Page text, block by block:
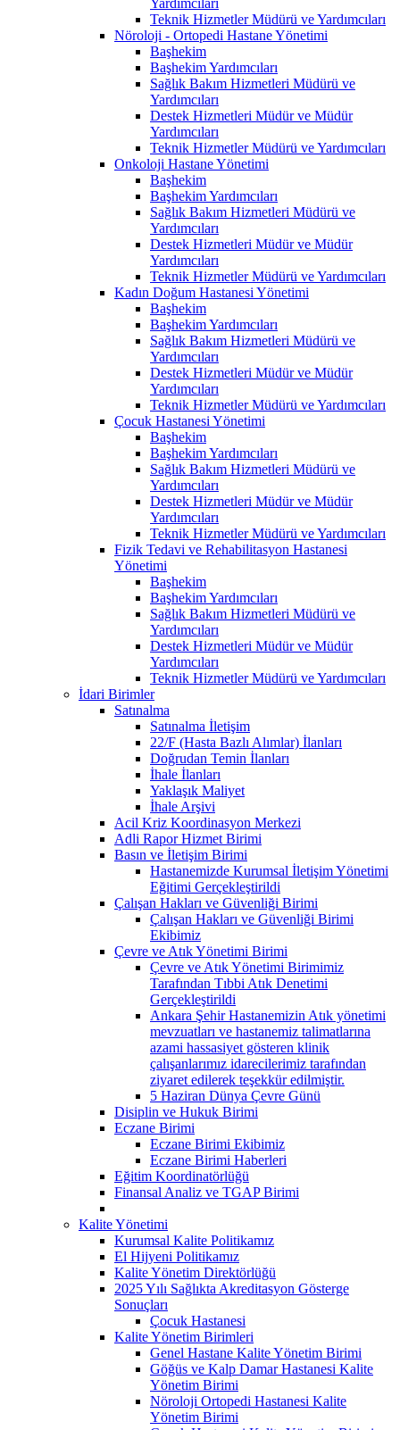
Teknik Hizmetler Müdürü ve Yardımcıları
Nöroloji - Ortopedi Hastane Yönetimi
Başhekim
Başhekim Yardımcıları
Sağlık Bakım Hizmetleri Müdürü ve
Yardımcıları
Destek Hizmetleri Müdür ve Müdür
Yardımcıları
Teknik Hizmetler Müdürü ve Yardımcıları
Onkoloji Hastane Yönetimi
Başhekim
Başhekim Yardımcıları
Sağlık Bakım Hizmetleri Müdürü ve
Yardımcıları
Destek Hizmetleri Müdür ve Müdür
Yardımcıları
Teknik Hizmetler Müdürü ve Yardımcıları
Kadın Doğum Hastanesi Yönetimi
Başhekim
Başhekim Yardımcıları
Sağlık Bakım Hizmetleri Müdürü ve
Yardımcıları
Destek Hizmetleri Müdür ve Müdür
Yardımcıları
Teknik Hizmetler Müdürü ve Yardımcıları
Çocuk Hastanesi Yönetimi
Başhekim
Başhekim Yardımcıları
Sağlık Bakım Hizmetleri Müdürü ve
Yardımcıları
Destek Hizmetleri Müdür ve Müdür
Yardımcıları
Teknik Hizmetler Müdürü ve Yardımcıları
Fizik Tedavi ve Rehabilitasyon Hastanesi
Yönetimi
Başhekim
Başhekim Yardımcıları
Sağlık Bakım Hizmetleri Müdürü ve
Yardımcıları
Destek Hizmetleri Müdür ve Müdür
Yardımcıları
Teknik Hizmetler Müdürü ve Yardımcıları
İdari Birimler
Satınalma
Satınalma İletişim
22/F (Hasta Bazlı Alımlar) İlanları
Doğrudan Temin İlanları
İhale İlanları
Yaklaşık Maliyet
İhale Arşivi
Acil Kriz Koordinasyon Merkezi
Adli Rapor Hizmet Birimi
Basın ve İletişim Birimi
Hastanemizde Kurumsal İletişim Yönetimi
Eğitimi Gerçekleştirildi
Çalışan Hakları ve Güvenliği Birimi
Çalışan Hakları ve Güvenliği Birimi
Ekibimiz
Çevre ve Atık Yönetimi Birimi
Çevre ve Atık Yönetimi Birimimiz
Tarafından Tıbbi Atık Denetimi
Gerçekleştirildi
Ankara Şehir Hastanemizin Atık yönetimi
mevzuatları ve hastanemiz talimatlarına
azami hassasiyet gösteren klinik
çalışanlarımız idarecilerimiz tarafından
ziyaret edilerek teşekkür edilmiştir.
5 Haziran Dünya Çevre Günü
Disiplin ve Hukuk Birimi
Eczane Birimi
Eczane Birimi Ekibimiz
Eczane Birimi Haberleri
Eğitim Koordinatörlüğü
Finansal Analiz ve TGAP Birimi
Kalite Yönetimi
Kurumsal Kalite Politikamız
El Hijyeni Politikamız
Kalite Yönetim Direktörlüğü
2025 Yılı Sağlıkta Akreditasyon Gösterge
Sonuçları
Çocuk Hastanesi
Kalite Yönetim Birimleri
Genel Hastane Kalite Yönetim Birimi
Göğüs ve Kalp Damar Hastanesi Kalite
Yönetim Birimi
Nöroloji Ortopedi Hastanesi Kalite
Yönetim Birimi